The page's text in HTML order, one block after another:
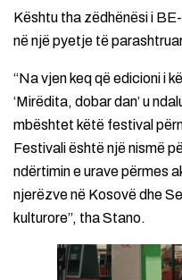
Kështu tha zëdhënësi i
në një pyetje të
“Na vjen keq që edicioni i
‘Mirëdita, dobar dan’ u
mbështet këtë festival
Festivali është një nismë
ndërtimin e urave përmes
njerëzve në Kosovë dhe
kulturore”, tha Stano.